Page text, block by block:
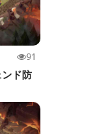
91
ド防